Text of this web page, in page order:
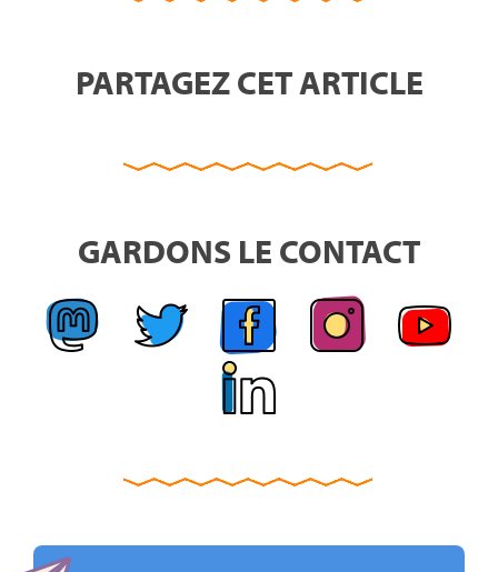
PARTAGEZ CET ARTICLE
GARDONS LE CONTACT